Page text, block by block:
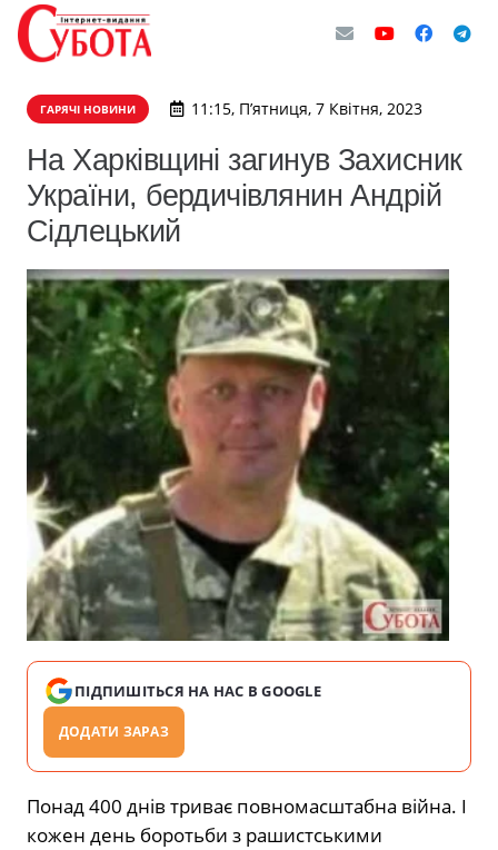
ГАРЯЧІ НОВИНИ 11:15, П’ятниця, 7 Квітня, 2023
На Харківщині загинув Захисник
України, бердичівлянин Андрій
Сідлецький
ПІДПИШІТЬСЯ НА НАС В GOOGLE
ДОДАТИ ЗАРАЗ
Понад 400 днів триває повномасштабна війна. І
кожен день боротьби з рашистськими